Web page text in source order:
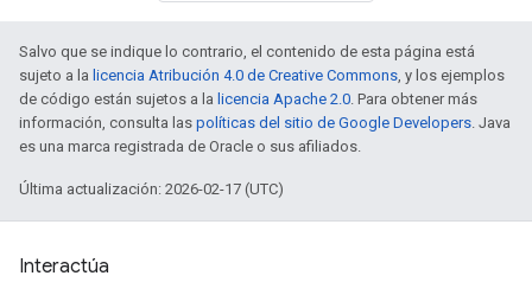
Salvo que se indique lo contrario, el contenido de esta página está
sujeto a la licencia Atribución 4.0 de Creative Commons, y los ejemplos
de código están sujetos a la licencia Apache 2.0. Para obtener más
información, consulta las políticas del sitio de Google Developers. Java
es una marca registrada de Oracle o sus afiliados.
Última actualización: 2026-02-17 (UTC)
Interactúa